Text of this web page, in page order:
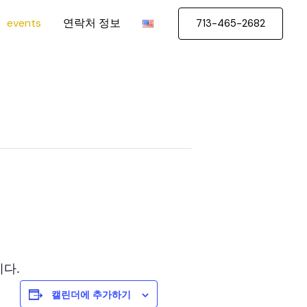
events 연락처 정보 713-465-2682
다.
캘린더에 추가하기